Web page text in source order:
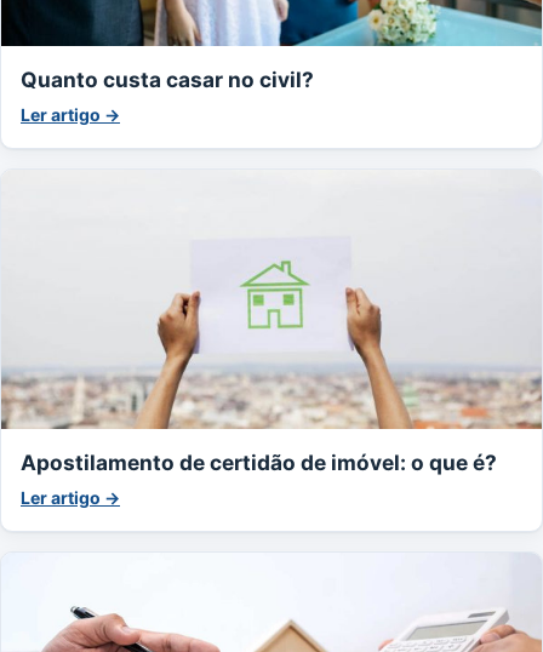
Quanto custa casar no civil?
Ler artigo →
Apostilamento de certidão de imóvel: o que é?
Ler artigo →